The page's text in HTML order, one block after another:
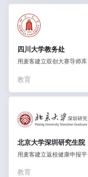
四川大学教务处
用麦客建立双创大赛导师
教育
北京大学深圳研究生院
用麦客建立返校健康申报
教育